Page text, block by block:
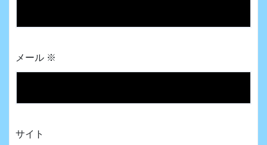
メール ※
サイト